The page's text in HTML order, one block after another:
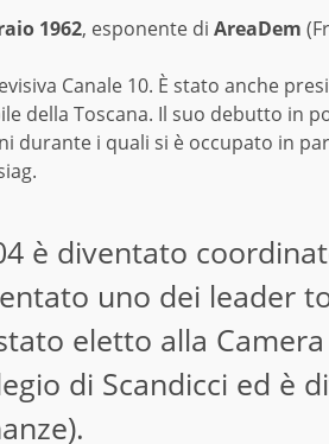
1962, esponente di AreaDem
Canale 10. È stato anche
della Toscana. Il suo debutto in
durante i quali si è occupato in
è diventato
uno dei leader
eletto alla
di Scandicci ed è